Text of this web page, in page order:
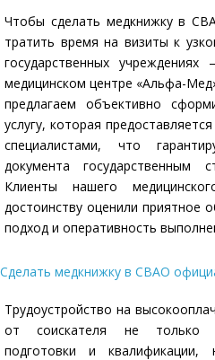
Чтобы сделать медкнижку в
тратить время на визиты к
государственных
медицинском центре «Альфа-
предлагаем объективно
услугу, которая
специалистами, что
документа государственным
Клиенты нашего
достоинству оценили приятное
подход и оперативность
Сделать медкнижку в СВАО
Трудоустройство на
от соискателя не только
подготовки и квалификации,